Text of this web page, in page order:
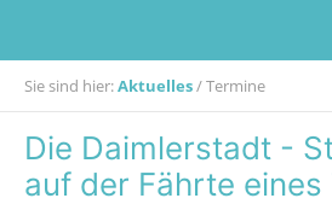
Sie sind hier:Aktuelles/Termine
Die Daimlerstadt -
auf der Fährte